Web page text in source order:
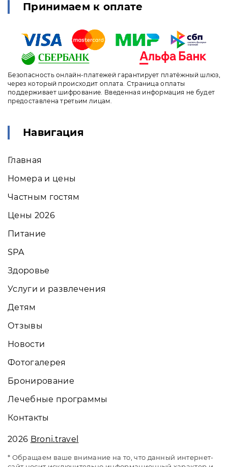
Принимаем к оплате
Безопасность онлайн-платежей гарантирует платёжный шлюз,
через который происходит оплата. Страница оплаты
поддерживает шифрование. Введенная информация не будет
предоставлена третьим лицам.
Навигация
Главная
Номера и цены
Частным гостям
Цены 2026
Питание
SPA
Здоровье
Услуги и развлечения
Детям
Отзывы
Новости
Фотогалерея
Бронирование
Лечебные программы
Контакты
2026 Broni.travel
* Обращаем ваше внимание на то, что данный интернет-